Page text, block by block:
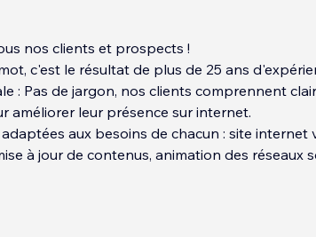
nos clients et prospects !
c'est le résultat de plus de 25 ans
: Pas de jargon, nos clients comprennent
améliorer leur présence sur internet.
aux besoins de chacun : site internet
à jour de contenus, animation des réseaux
et Facebook, optimisation de votre